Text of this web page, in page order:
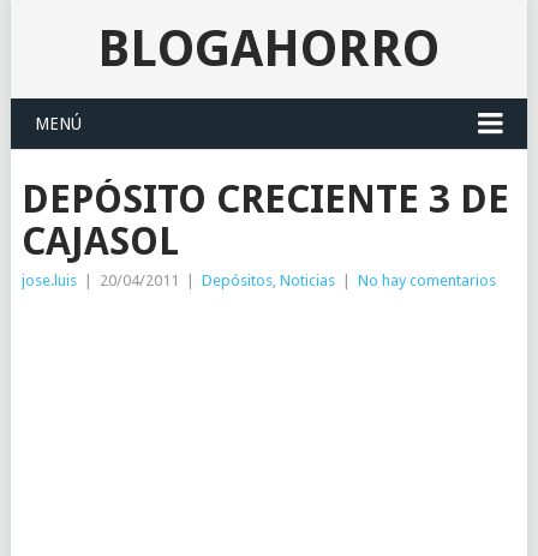
BLOGAHORRO
MENÚ
DEPÓSITO CRECIENTE 3 DE
CAJASOL
jose.luis 20/04/2011 Depósitos, Noticias No hay comentarios